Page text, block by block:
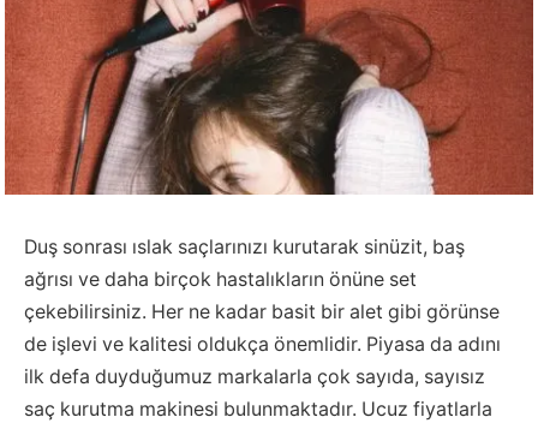
Duş sonrası ıslak saçlarınızı kurutarak sinüzit, baş
ağrısı ve daha birçok hastalıkların önüne set
çekebilirsiniz. Her ne kadar basit bir alet gibi görünse
de işlevi ve kalitesi oldukça önemlidir. Piyasa da adını
ilk defa duyduğumuz markalarla çok sayıda, sayısız
saç kurutma makinesi bulunmaktadır. Ucuz fiyatlarla